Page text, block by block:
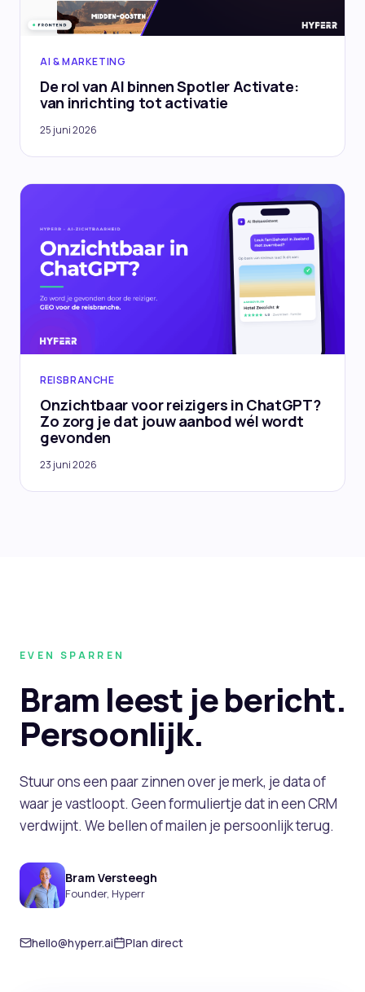
AI & MARKETING
De rol van AI binnen Spotler Activate:
van inrichting tot activatie
25 juni 2026
REISBRANCHE
Onzichtbaar voor reizigers in ChatGPT?
Zo zorg je dat jouw aanbod wél wordt
gevonden
23 juni 2026
EVEN SPARREN
Bram leest je bericht.
Persoonlijk.
Stuur ons een paar zinnen over je merk, je data of
waar je vastloopt. Geen formuliertje dat in een CRM
verdwijnt. We bellen of mailen je persoonlijk terug.
Bram Versteegh
Founder, Hyperr
hello@hyperr.ai Plan direct